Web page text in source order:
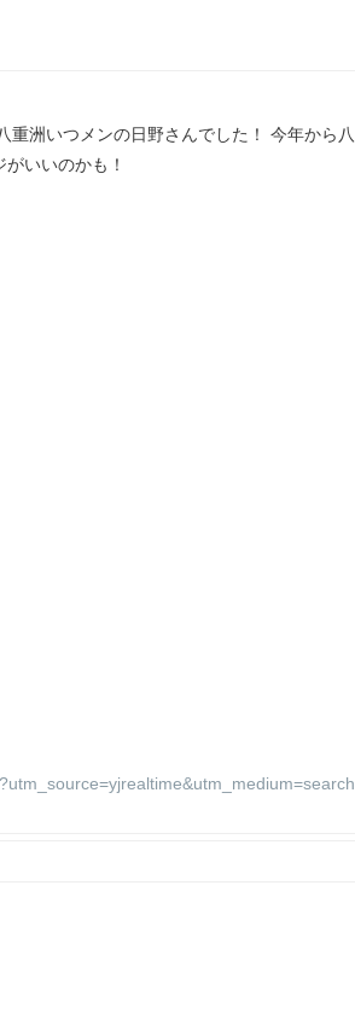
重洲いつメンの日野さんでした！ 今年から八
いいのかも！